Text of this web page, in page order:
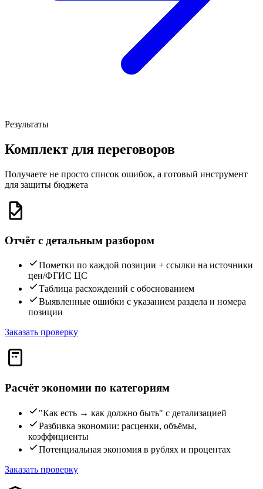
Результаты
Комплект для переговоров
Получаете не просто список ошибок, а готовый инструмент
для защиты бюджета
Отчёт с детальным разбором
Пометки по каждой позиции + ссылки на источники
цен/ФГИС ЦС
Таблица расхождений с обоснованием
Выявленные ошибки с указанием раздела и номера
позиции
Заказать проверку
Расчёт экономии по категориям
"Как есть → как должно быть" с детализацией
Разбивка экономии: расценки, объёмы,
коэффициенты
Потенциальная экономия в рублях и процентах
Заказать проверку